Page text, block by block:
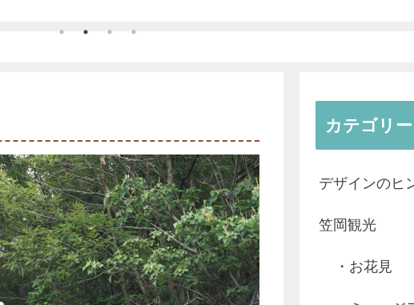
カテゴリー
デザインのヒ
笠岡観光
・お花見